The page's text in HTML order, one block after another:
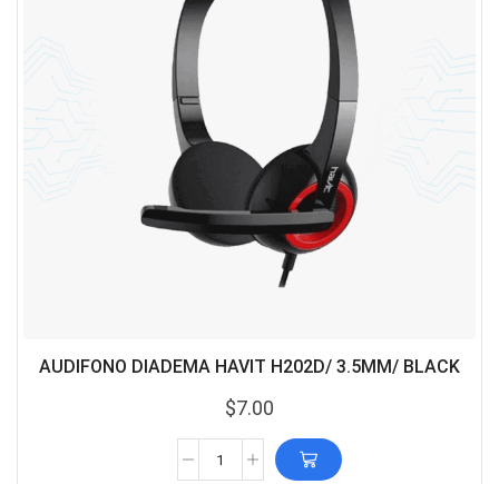
AUDIFONO DIADEMA HAVIT H202D/ 3.5MM/ BLACK
$7.00